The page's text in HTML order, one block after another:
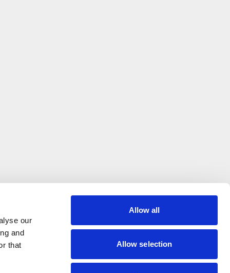
our
and
that
Allow all
Allow selection